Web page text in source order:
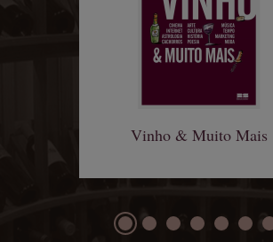
Vinho & Muito Mais